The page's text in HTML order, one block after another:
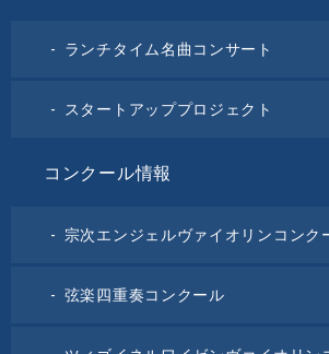
ランチタイム名曲コンサート
スタートアッププロジェクト
コンクール情報
宗次エンジェルヴァイオリンコンク
弦楽四重奏コンクール